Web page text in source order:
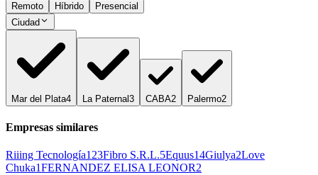
Remoto
Híbrido
Presencial
Ciudad
Mar del Plata4 La Paternal3 CABA2 Palermo2
Empresas similares
Riiing Tecnología123Fibro S.R.L.5Equus14Giulya2Love
Chuka1FERNANDEZ ELISA LEONOR2